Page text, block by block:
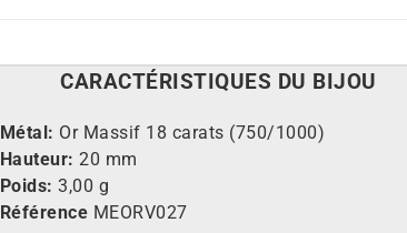
CARACTÉ RISTIQUES DU BIJOU
Métal: Or Massif 18 carats (750/1000)
Hauteur:20 mm
Poids: 3,00 g
Référence MEORV027